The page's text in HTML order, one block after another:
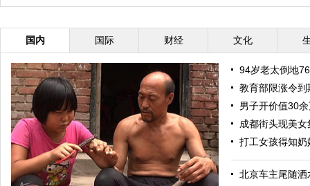
跑
万
生
国内 国际 财经 文化
94岁老太倒地
教育部限涨令
男子开价值30
成都街头现美
打工女孩得知
北京车主尾随洒